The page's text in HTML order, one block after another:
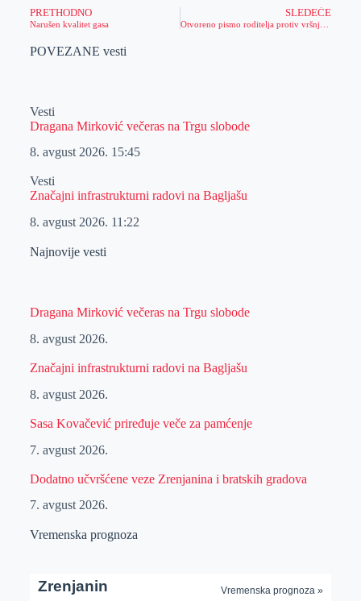
PRETHODNO
Narušen kvalitet gasa
SLEDEĆE
POVEZANE vesti
Vesti
Dragana Mirković večeras na Trgu slobode
8. avgust 2026. 15:45
Vesti
Značajni infrastrukturni radovi na Bagljašu
8. avgust 2026. 11:22
Najnovije vesti
Dragana Mirković večeras na Trgu slobode
8. avgust 2026.
Značajni infrastrukturni radovi na Bagljašu
8. avgust 2026.
Sasa Kovačević priređuje veče za pamćenje
7. avgust 2026.
Dodatno učvršćene veze Zrenjanina i bratskih gradova
7. avgust 2026.
Vremenska prognoza